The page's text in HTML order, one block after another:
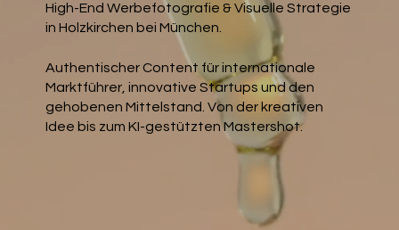
High-End Werbefotografie & Visuelle Strategie
in Holzkirchen bei München.
Authentischer Content für internationale
Marktführer, innovative Startups und den
gehobenen Mittelstand. Von der kreativen
Idee bis zum KI-gestützten Mastershot.